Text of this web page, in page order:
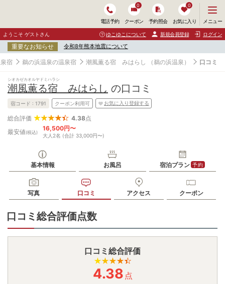
電話予約 クーポン
0
予約照会 お気に入り
0
ニ
ュ
ー
開
く
メニュー
ようこそ ゲストさん ゆこゆこについて 新規会員登録 ログイン
重要なお知らせ 令和8年熊本地震について
宿 鵜の浜温泉の温泉宿 潮風薫る宿 みはらし （鵜の浜温泉） 口コミ
シオカゼカオルヤドミハラシ
潮風薫る宿 みはらし の口コミ
宿コード : 1791 クーポン利用可 お気に入り登録する
総合評価 4.38点
最安値(税込)
16,500円〜
大人2名 (合計 33,000円〜)
基本情報 お風呂 宿泊プラン 予約
写真 口コミ アクセス クーポン
口コミ総合評価点数
口コミ総合評価
4.38 点